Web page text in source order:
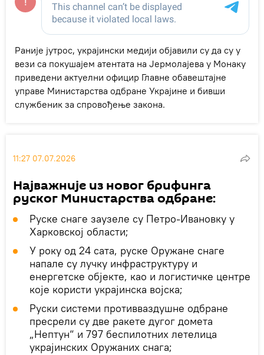
Раније јутрос, украјински медији објавили су да су у
вези са покушајем атентата на Јермолајева у Монаку
приведени актуелни официр Главне обавештајне
управе Министарства одбране Украјине и бивши
службеник за спровођење закона.
11:27 07.07.2026
Најважније из новог брифинга
руског Министарства одбране:
Руске снаге заузеле су Петро-Ивановку у
Харковској области;
У року од 24 сата, руске Оружане снаге
напале су лучку инфраструктуру и
енергетске објекте, као и логистичке центре
које користи украјинска војска;
Руски системи противваздушне одбране
пресрели су две ракете дугог домета
„Нептун“ и 797 беспилотних летелица
украјинских Оружаних снага;